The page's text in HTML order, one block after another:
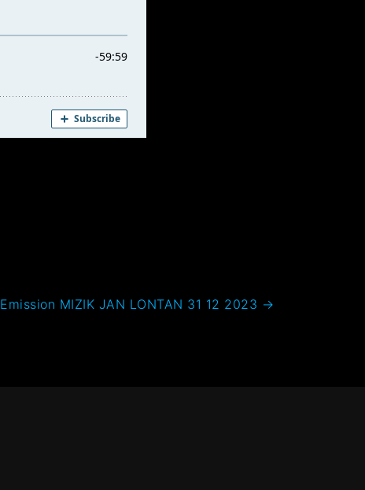
Emission MIZIK JAN LONTAN 31 12 2023 →